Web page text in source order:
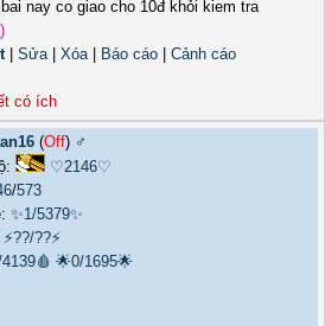
nay co giao cho 10đ khỏi kiem tra
| Sửa| Xóa| Báo cáo
Cảnh cáo
có ích
(Off) ♂️
♡2146♡
/573
✨1/5379✨
⚡??/??⚡
🌟0/1695🌟